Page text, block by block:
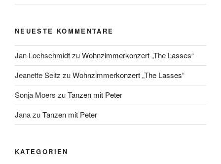
NEUESTE KOMMENTARE
Jan LochschmidtzuWohnzimmerkonzert „The Lasses“
Jeanette Seitz zuWohnzimmerkonzert „The Lasses“
Sonja Moers zuTanzen mit Peter
JanazuTanzen mit Peter
KATEGORIEN